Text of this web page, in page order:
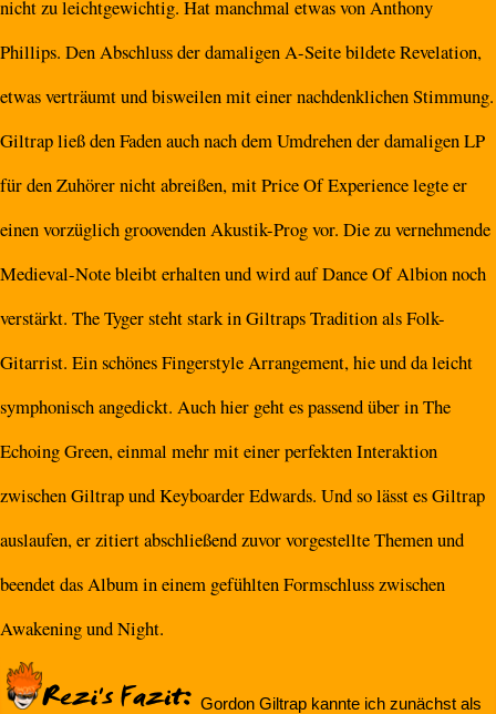
nicht zu leichtgewichtig. Hat manchmal etwas von Anthony
Phillips. Den Abschluss der damaligen A-Seite bildete Revelation,
etwas verträumt und bisweilen mit einer nachdenklichen Stimmung.
Giltrap ließ den Faden auch nach dem Umdrehen der damaligen LP
für den Zuhörer nicht abreißen, mit Price Of Experience legte er
einen vorzüglich groovenden Akustik-Prog vor. Die zu vernehmende
Medieval-Note bleibt erhalten und wird auf Dance Of Albion noch
verstärkt. The Tyger steht stark in Giltraps Tradition als Folk-
Gitarrist. Ein schönes Fingerstyle Arrangement, hie und da leicht
symphonisch angedickt. Auch hier geht es passend über in The
Echoing Green, einmal mehr mit einer perfekten Interaktion
zwischen Giltrap und Keyboarder Edwards. Und so lässt es Giltrap
auslaufen, er zitiert abschließend zuvor vorgestellte Themen und
beendet das Album in einem gefühlten Formschluss zwischen
Awakening und Night.
Gordon Giltrap kannte ich zunächst als